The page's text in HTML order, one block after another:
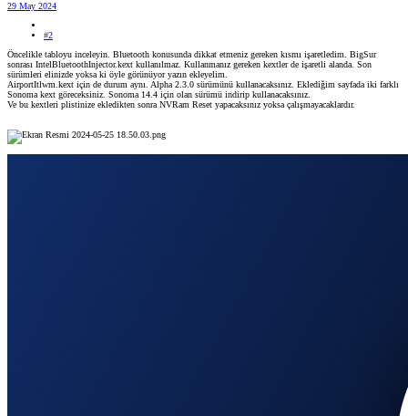
29 May 2024
#2
Öncelikle tabloyu inceleyin. Bluetooth konusunda dikkat etmeniz gereken kısmı işaretledim. BigSur
sonrası IntelBluetoothInjector.kext kullanılmaz. Kullanmanız gereken kextler de işaretli alanda. Son
sürümleri elinizde yoksa ki öyle görünüyor yazın ekleyelim.
AirportItlwm.kext için de durum aynı. Alpha 2.3.0 sürümünü kullanacaksınız. Eklediğim sayfada iki farklı
Sonoma kext göreceksiniz. Sonoma 14.4 için olan sürümü indirip kullanacaksınız.
Ve bu kextleri plistinize ekledikten sonra NVRam Reset yapacaksınız yoksa çalışmayacaklardır.